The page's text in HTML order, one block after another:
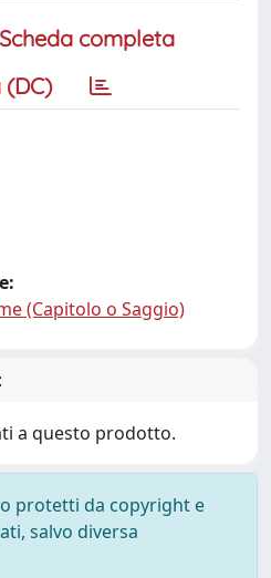
Scheda completa
(Capitolo o Saggio)
a questo prodotto.
protetti da copyright e
salvo diversa